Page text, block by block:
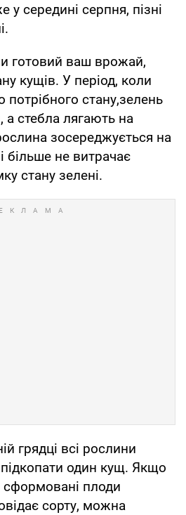
у середині серпня, пізні
готовий ваш врожай,
кущів. У період, коли
потрібного стану,зелень
а стебла лягають на
зосереджується на
більше не витрачає
стану зелені.
грядці всі рослини
один кущ. Якщо
плоди
сорту, можна